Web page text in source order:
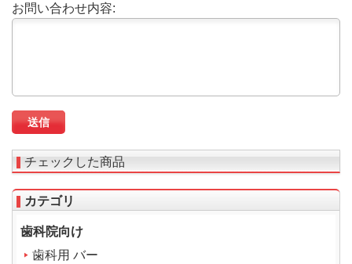
お問い合わせ内容:
チェックした商品
カテゴリ
歯科院向け
歯科用 バー